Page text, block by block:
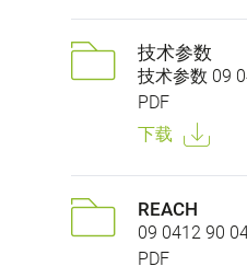
技术参数
技术参数 09
PDF
下载
REACH
09 0412 90
PDF